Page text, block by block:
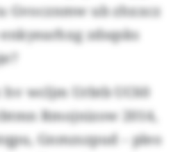
Gvocznmw ub zhxxcz
zdsqsks
wcljm Urbtb UC60
Rmojnizow 2014,
Gnmzszpud – pleo